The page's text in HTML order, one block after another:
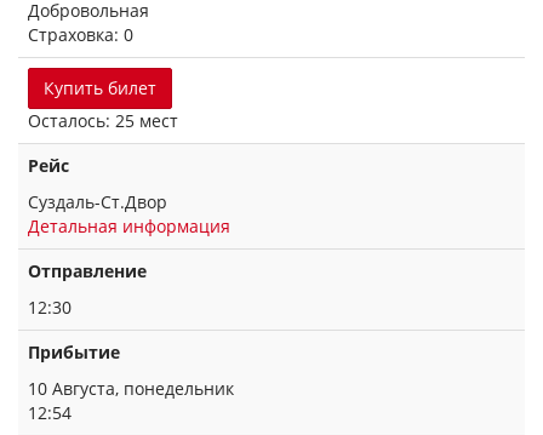
Добровольная
Страховка: 0
Купить билет
Осталось: 25 мест
Рейс
Суздаль-Ст.Двор
Детальная информация
Отправление
12:30
Прибытие
10 Августа, понедельник
12:54